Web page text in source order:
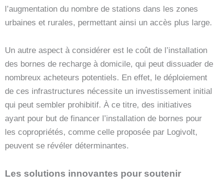
l’augmentation du nombre de stations dans les zones
urbaines et rurales, permettant ainsi un accès plus large.
Un autre aspect à considérer est le coût de l’installation
des bornes de recharge à domicile, qui peut dissuader de
nombreux acheteurs potentiels. En effet, le déploiement
de ces infrastructures nécessite un investissement initial
qui peut sembler prohibitif. À ce titre, des initiatives
ayant pour but de financer l’installation de bornes pour
les copropriétés, comme celle proposée par Logivolt,
peuvent se révéler déterminantes.
Les solutions innovantes pour soutenir